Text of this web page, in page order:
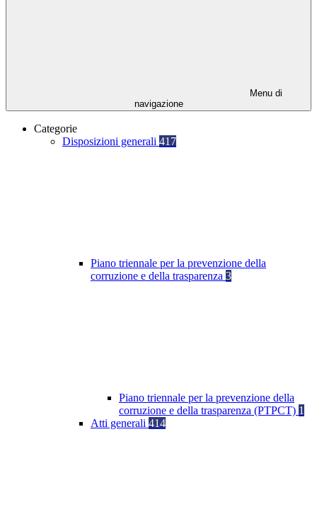
Menu di
navigazione
Categorie
Disposizioni generali 417
Piano triennale per la prevenzione della
corruzione e della trasparenza 3
Piano triennale per la prevenzione della
corruzione e della trasparenza (PTPCT) 1
Atti generali 414